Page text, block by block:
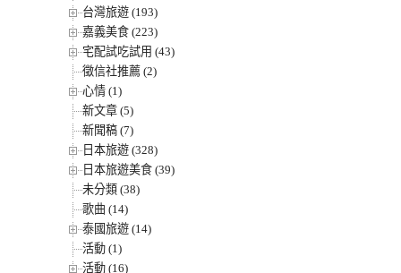
台灣旅遊 (193)
嘉義美食 (223)
宅配試吃試用 (43)
徵信社推薦 (2)
心情 (1)
新文章 (5)
新聞稿 (7)
日本旅遊 (328)
日本旅遊美食 (39)
未分類 (38)
歌曲 (14)
泰國旅遊 (14)
活動 (1)
活動 (16)